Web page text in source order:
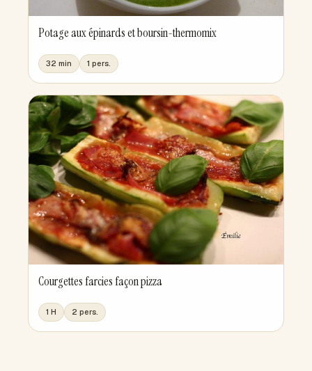
Potage aux épinards et boursin-thermomix
32 min 1 pers.
Courgettes farcies façon pizza
1 H 2 pers.